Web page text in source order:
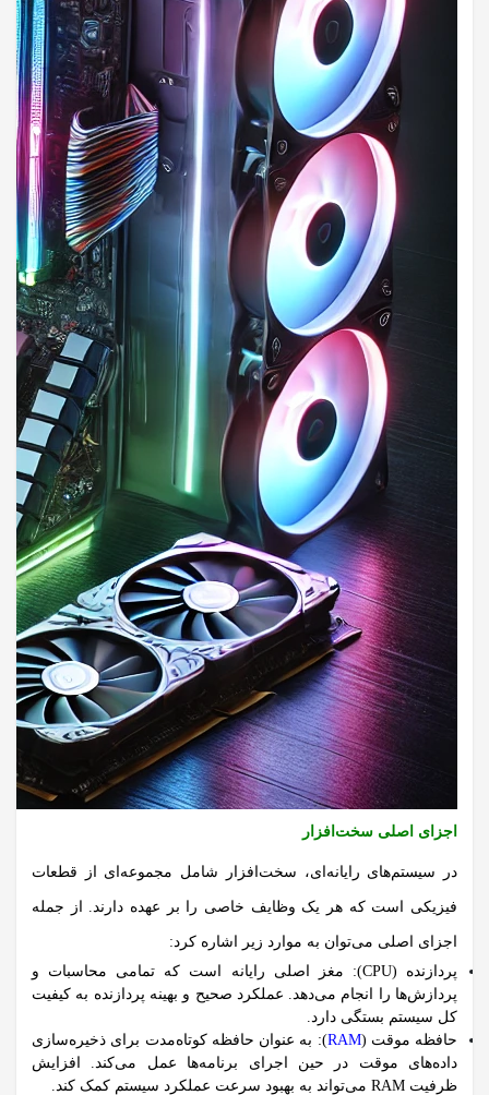
اجزای اصلی سخت‌افزار
در سیستم‌های رایانه‌ای، سخت‌افزار شامل مجموعه‌ای از قطعات
فیزیکی است که هر یک وظایف خاصی را بر عهده دارند. از جمله
اجزای اصلی می‌توان به موارد زیر اشاره کرد:
پردازنده (CPU):
مغز اصلی رایانه است که تمامی محاسبات و
پردازش‌ها را انجام می‌دهد. عملکرد صحیح و بهینه پردازنده به کیفیت
کل سیستم بستگی دارد.
حافظه موقت (RAM
): به عنوان حافظه کوتاه‌مدت برای ذخیره‌سازی
داده‌های موقت در حین اجرای برنامه‌ها عمل می‌کند. افزایش
ظرفیت RAM می‌تواند به بهبود سرعت عملکرد سیستم کمک کند.